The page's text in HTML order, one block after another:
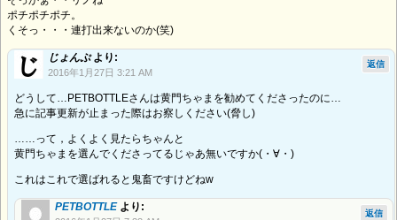
ポチポチポチ。
くそっ・・・連打出来ないのか(笑)
じょんぷ より:
2016年1月27日 3:21 AM
どうして…PETBOTTLEさんは黄門ちゃまを勧めてくださったのに…
急に記事更新が止まった際はお察しください(脅し)
……って，よくよく見たらちゃんと
黄門ちゃまを選んでくださってるじゃあ無いですか(・∀・)
これはこれで選ばれると鬼畜ですけどねw
返信
PETBOTTLE より:
返信